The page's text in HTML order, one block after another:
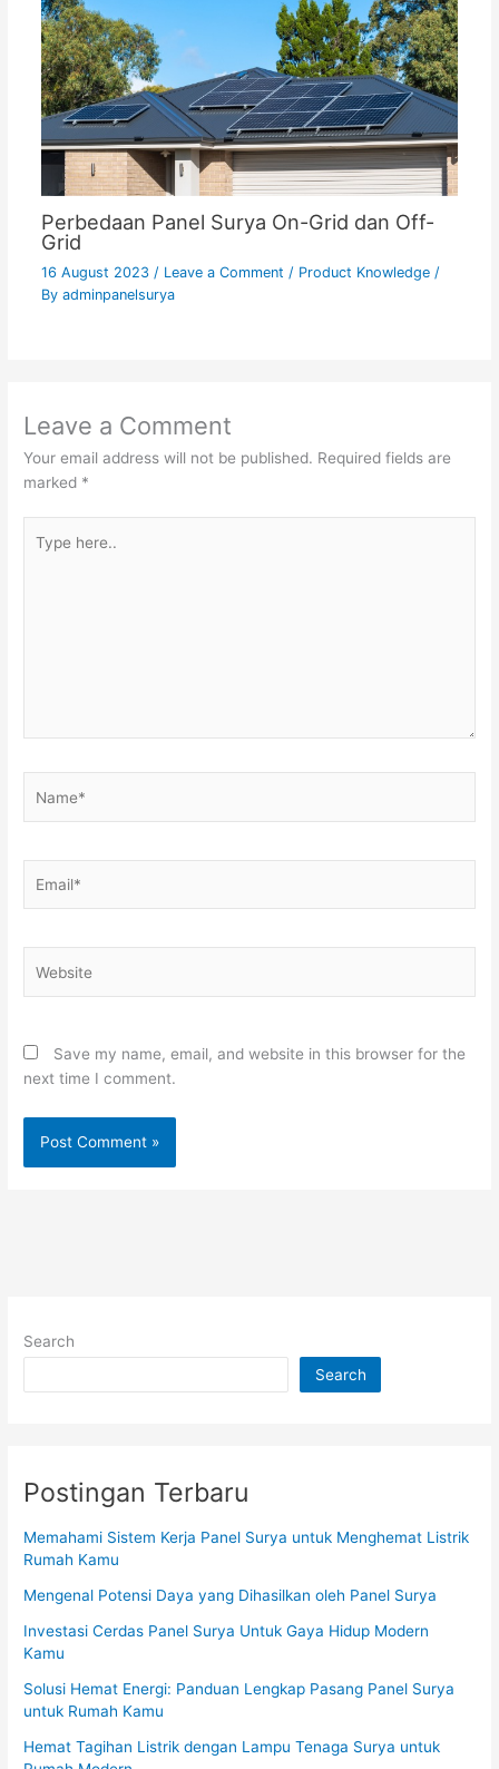
Perbedaan Panel Surya On-Grid dan Off-
Grid
16 August 2023 / Leave a Comment / Product Knowledge/
By adminpanelsurya
Leave a Comment
Your email address will not be published. Required fields are
marked *
here..
Save my name, email, and website in this browser for the
next time I comment.
Search
Search
Postingan Terbaru
Memahami Sistem Kerja Panel Surya untuk Menghemat Listrik
Rumah Kamu
Mengenal Potensi Daya yang Dihasilkan oleh Panel Surya
Investasi Cerdas Panel Surya Untuk Gaya Hidup Modern
Kamu
Solusi Hemat Energi: Panduan Lengkap Pasang Panel Surya
untuk Rumah Kamu
Hemat Tagihan Listrik dengan Lampu Tenaga Surya untuk